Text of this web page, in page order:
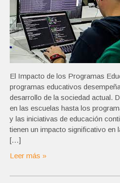
El Impacto de los Programas
programas educativos
desarrollo de la sociedad actual.
en las escuelas hasta los
y las iniciativas de educación
tienen un impacto significativo en
[…]
Leer más »